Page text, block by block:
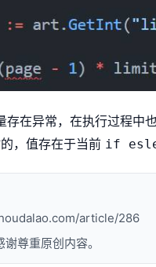
存在异常，在执行过程中
，值存在于当前 if
article/286
尊重原创内容。